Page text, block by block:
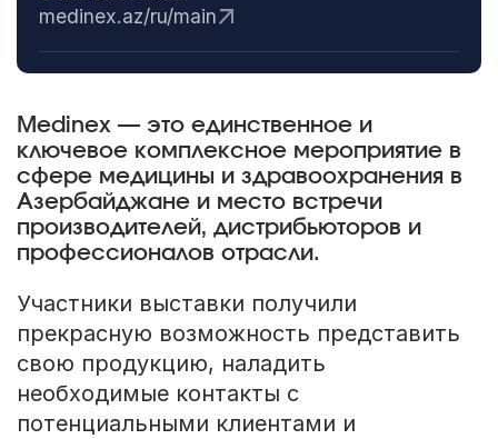
medinex.az/ru/main
Medinex — это единственное и
ключевое комплексное мероприятие в
сфере медицины и здравоохранения в
Азербайджане и место встречи
производителей, дистрибьюторов и
профессионалов отрасли.
Участники выставки получили
прекрасную возможность представить
свою продукцию, наладить
необходимые контакты с
потенциальными клиентами и